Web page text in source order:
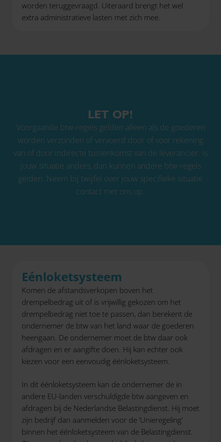
worden teruggevraagd. Uiteraard brengt het wel
extra administratieve lasten met zich mee.
LET OP!
Voorgaande btw-regels gelden alleen als de goederen
worden verzonden of vervoerd door of voor rekening
van of door indirecte tussenkomst van de leverancier. Is
jouw situatie anders, dan kunnen andere btw-regels
gelden. Neem bij twijfel over jouw specifieke situatie
contact met ons op.
Eénloketsysteem
Komen de afstandsverkopen boven het
drempelbedrag uit of is vrijwillig gekozen om het
drempelbedrag niet toe te passen, dan berekent de
ondernemer de btw van het land waar de goederen
heengaan. De ondernemer moet de btw daar ook
afdragen en er aangifte doen. Hij kan echter ook
kiezen voor een eenvoudig éénloketsysteem.
In dit éénloketsysteem kan de ondernemer de in
andere EU-landen verschuldigde btw aangeven en
afdragen bij de Nederlandse Belastingdienst. Hij moet
zijn bedrijf dan aanmelden voor de ‘Unieregeling’
binnen het éénloketsysteem van de Belastingdienst.